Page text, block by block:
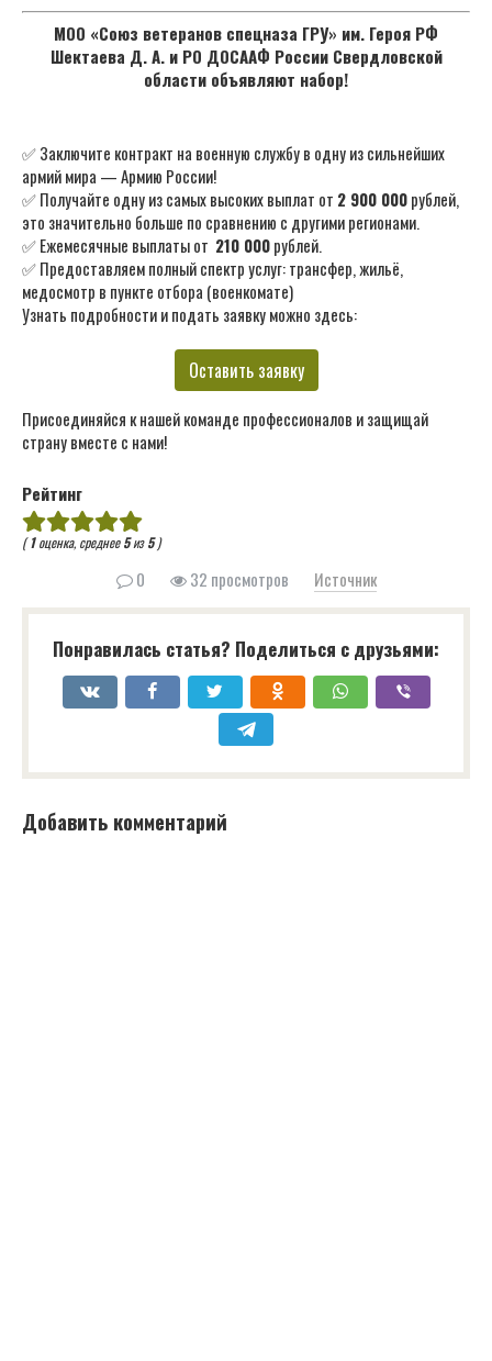
МОО «Союз ветеранов спецназа ГРУ» им. Героя РФ
Шектаева Д. А. и РО ДОСААФ России Свердловской
области объявляют набор!
✅ Заключите контракт на военную службу в одну из сильнейших
армий мира — Армию России!
✅ Получайте одну из самых высоких выплат от 2 900 000рублей,
это значительно больше по сравнению с другими регионами.
✅ Ежемесячные выплаты от 210 000рублей.
✅ Предоставляем полный спектр услуг: трансфер, жильё,
медосмотр в пункте отбора (военкомате)
Узнать подробности и подать заявку можно здесь:
Оставить заявку
Присоединяйся к нашей команде профессионалов и защищай
страну вместе с нами!
Рейтинг
(1оценка, среднее5из5)
0 32 просмотров Источник
Понравилась статья? Поделиться с друзьями:
Добавить комментарий